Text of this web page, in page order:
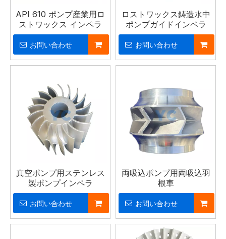
API 610 ポンプ産業用ロ
ストワックス インペラ
お問い合わせ
ロストワックス鋳造水中
ポンプガイドインペラ
お問い合わせ
真空ポンプ用ステンレス
製ポンプインペラ
お問い合わせ
両吸込ポンプ用両吸込羽
根車
お問い合わせ